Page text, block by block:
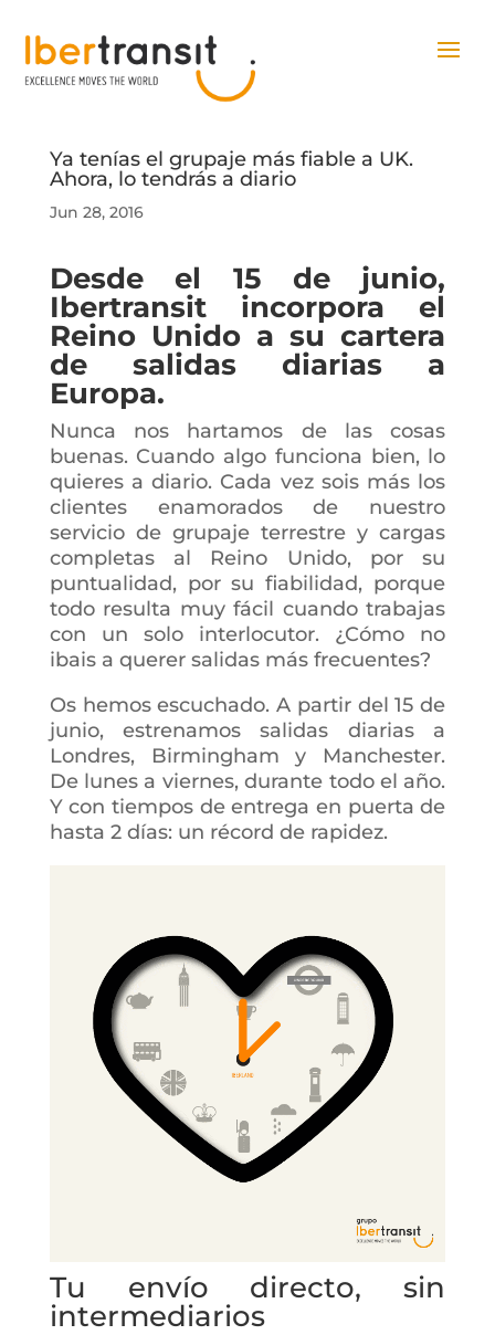
Ya tenías el grupaje más fiable a UK.
Ahora, lo tendrás a diario
Jun 28, 2016
Desde el 15 de junio,
Ibertransit incorpora el
Reino Unido a su cartera
de salidas diarias a
Europa.
Nunca nos hartamos de las cosas
buenas. Cuando algo funciona bien, lo
quieres a diario. Cada vez sois más los
clientes enamorados de nuestro
servicio de grupaje terrestre y cargas
completas al Reino Unido, por su
puntualidad, por su fiabilidad, porque
todo resulta muy fácil cuando trabajas
con un solo interlocutor. ¿Cómo no
ibais a querer salidas más frecuentes?
Os hemos escuchado. A partir del 15 de
junio, estrenamos salidas diarias a
Londres, Birmingham y Manchester.
De lunes a viernes, durante todo el año.
Y con tiempos de entrega en puerta de
hasta 2 días: un récord de rapidez.
Tu envío directo, sin
intermediarios